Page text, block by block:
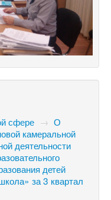
сфере → О
камеральной
деятельности
детей
за 3 квартал